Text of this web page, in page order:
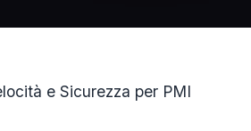
e Sicurezza per PMI